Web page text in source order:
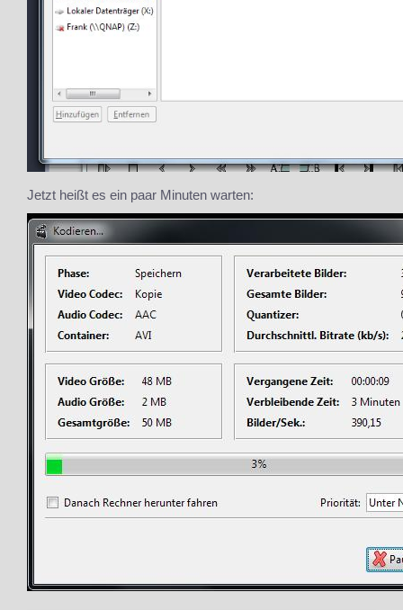
Jetzt heißt es ein paar Minuten warten: